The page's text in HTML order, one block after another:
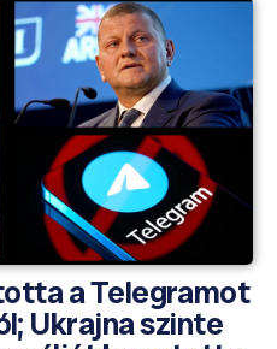
a Telegramot
Ukrajna szinte